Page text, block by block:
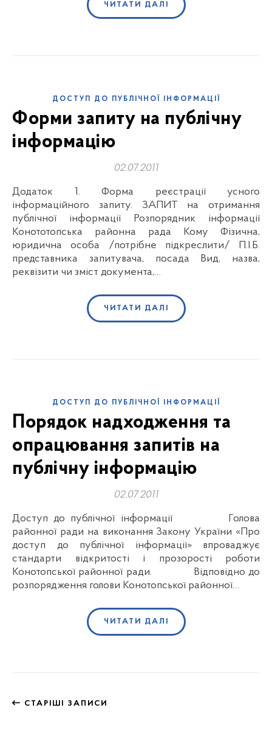
ЧИТАТИ ДАЛІ
ДОСТУП ДО ПУБЛІЧНОЇ ІНФОРМАЦІЇ
Форми запиту на публічну
інформацію
02.07.2011
Додаток 1. Форма реєстрації усного
інформаційного запиту. ЗАПИТ на отримання
публічної інформації Розпорядник інформації
Конототопська районна рада Кому Фізична,
юридична особа /потрібне підкреслити/ П.І.Б.
представника запитувача, посада Вид, назва,
реквізити чи зміст документа,…
ЧИТАТИ ДАЛІ
ДОСТУП ДО ПУБЛІЧНОЇ ІНФОРМАЦІЇ
Порядок надходження та
опрацювання запитів на
публічну інформацію
02.07.2011
Доступ до публічної інформації Голова
районної ради на виконання Закону України «Про
доступ до публічної інформації» впроваджує
стандарти відкритості і прозорості роботи
Конотопської районної ради. Відповідно до
розпорядження голови Конотопської районної…
ЧИТАТИ ДАЛІ
СТАРІШІ ЗАПИСИ